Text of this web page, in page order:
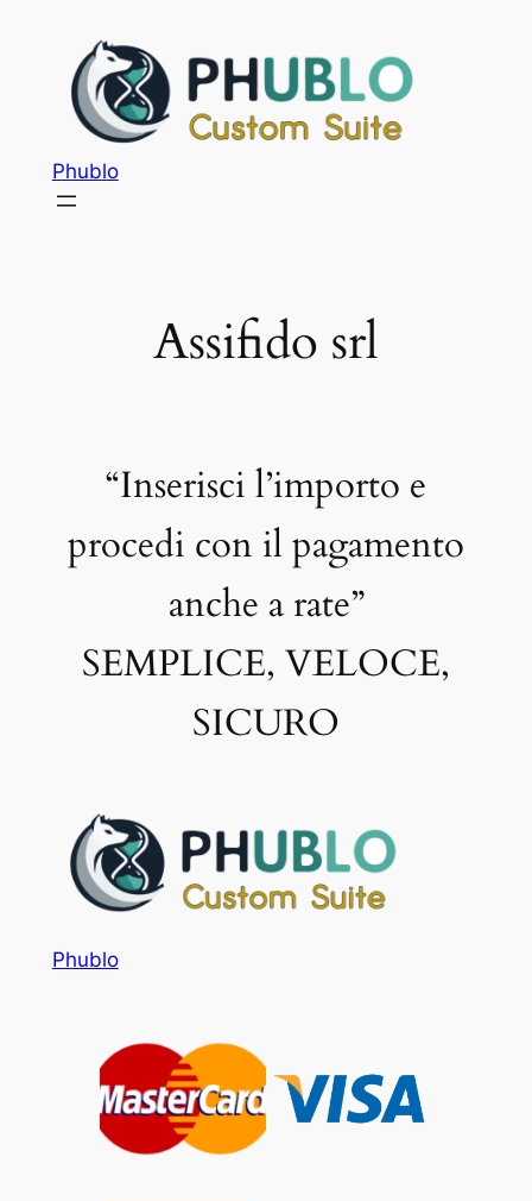
Phublo
Assifido srl
“Inserisci l’importo e
procedi con il pagamento
anche a rate”
SEMPLICE, VELOCE,
SICURO
Phublo